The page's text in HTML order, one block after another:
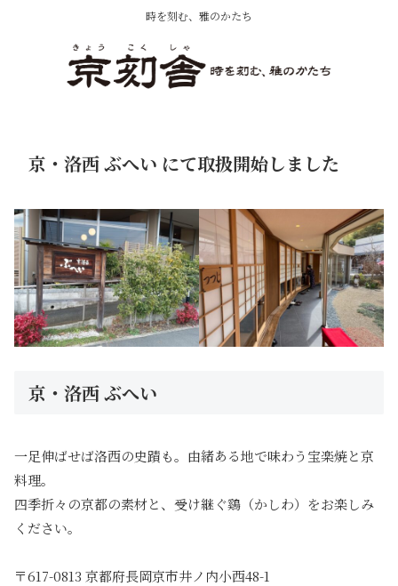
時を刻む、雅のかたち
京・洛西 ぶへい にて取扱開始しました
京・洛西 ぶへい
一足伸ばせば洛西の史蹟も。由緒ある地で味わう宝楽焼と京
料理。
四季折々の京都の素材と、受け継ぐ鷄（かしわ）をお楽しみ
ください。
〒617-0813 京都府長岡京市井ノ内小西48-1